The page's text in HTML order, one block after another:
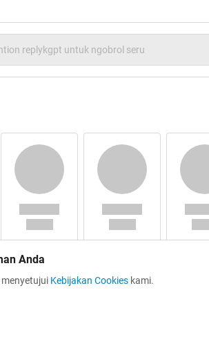
PSSI Diaktifkan Lagi`
replykgpt untuk ngobrol seru
Anda
Kebijakan Cookies kami.